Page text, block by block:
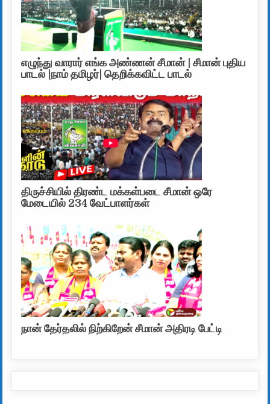
எழுந்து வாரார் எங்க அண்ணன் சீமான் | சீமான் புதிய
பாடல் |நாம் தமிழர்| தெறிக்கவிட்ட பாடல்
திருச்சியில் திரண்ட மக்கள்படை சீமான் ஒரே
மேடையில் 234 வேட்பாளர்கள்
நான் தேர்தலில் நிற்கிறேன் சீமான் அதிரடி பேட்டி